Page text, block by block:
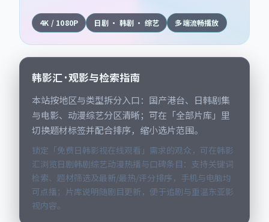
4K / 1080P 日剧 · 韩剧 · 综艺 多端流畅播放
韩影汇 · 观影与检索指南
本站按地区与类型拆分入口：国产港台、日韩剧集
与电影、动漫综艺分区清晰；可在「全部片库」里
切换题材标签并配合排序，缩小选片范围。
锁定「免费日韩影视在线观看」需求的观众，可在韩影
汇浏览日剧韩剧综艺动漫热播与口碑条目：支持关键词
检索、题材筛选及最新/最热/评分排序，手机与电脑均
可点播；片库说明随剧目更新，便于追剧与重温东亚影
视内容。